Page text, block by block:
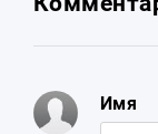
Имя